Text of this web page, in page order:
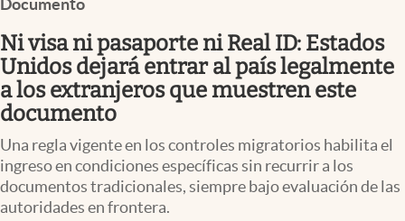
Espiritual
Streaming
Lifestyle
USA
Documento
Ni visa ni pasaporte ni Real ID: Estados
Unidos dejará entrar al país legalmente
a los extranjeros que muestren este
documento
Una regla vigente en los controles migratorios habilita el
ingreso en condiciones específicas sin recurrir a los
documentos tradicionales, siempre bajo evaluación de las
autoridades en frontera.